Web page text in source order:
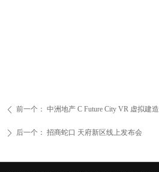
ꄲ 后一个： 招商蛇口 天府新区线上发布会
ꄴ 前一个： 中洲地产 C Future City VR 虚拟建造